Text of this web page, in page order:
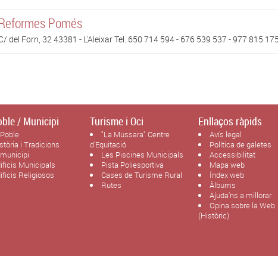
Pomés
del Forn, 32 43381 - L'Aleixar Tel. 650 714 594 - 676 539 537 - 977 815 175
/ Municipi
i Tradicions
Municipals
Religiosos
Turisme i Oci
"La Mussara" Centre
d'Equitació
Les Piscines Municipals
Pista Poliesportiva
Cases de Turisme Rural
Rutes
Enllaços ràpids
Avís legal
Política de galetes
Accessibilitat
Mapa web
Índex web
Àlbums
Ajuda'ns a millorar
Opina sobre la Web
(Històric)